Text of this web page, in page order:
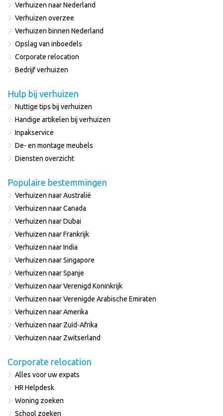
Verhuizen naar Nederland
Verhuizen overzee
Verhuizen binnen Nederland
Opslag van inboedels
Corporate relocation
Bedrijf verhuizen
Hulp bij verhuizen
Nuttige tips bij verhuizen
Handige artikelen bij verhuizen
Inpakservice
De- en montage meubels
Diensten overzicht
Populaire bestemmingen
Verhuizen naar Australië
Verhuizen naar Canada
Verhuizen naar Dubai
Verhuizen naar Frankrijk
Verhuizen naar India
Verhuizen naar Singapore
Verhuizen naar Spanje
Verhuizen naar Verenigd Koninkrijk
Verhuizen naar Verenigde Arabische Emiraten
Verhuizen naar Amerika
Verhuizen naar Zuid-Afrika
Verhuizen naar Zwitserland
Corporate relocation
Alles voor uw expats
HR Helpdesk
Woning zoeken
School zoeken